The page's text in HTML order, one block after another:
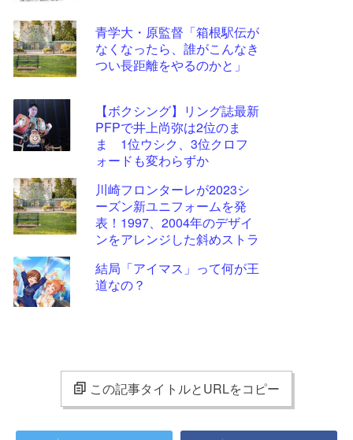
青学大・原監督「箱根駅伝が
なくなったら、誰がこんなき
つい長距離をやるのかと」
【ボクシング】リング誌最新
PFPで井上尚弥は2位のま
ま 1位ウシク、3位クロフ
ォードも変わらずか
川崎フロンターレが2023シ
ーズン新ユニフォームを発
表！1997、2004年のデザイ
ンをアレンジした斜めストラ
結局「アイマス」って何が王
道なの？
この記事タイトルとURLをコピー